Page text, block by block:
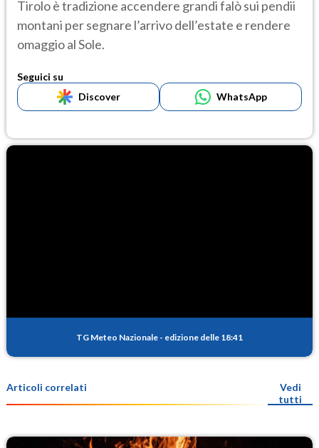
Tirolo è tradizione accendere grandi falò sui pendii
montani per segnare l’arrivo dell’estate e rendere
omaggio al Sole.
Seguici su
Discover
WhatsApp
TG Meteo Nazionale - edizione delle 18:41
Articoli correlati
Vedi
tutti